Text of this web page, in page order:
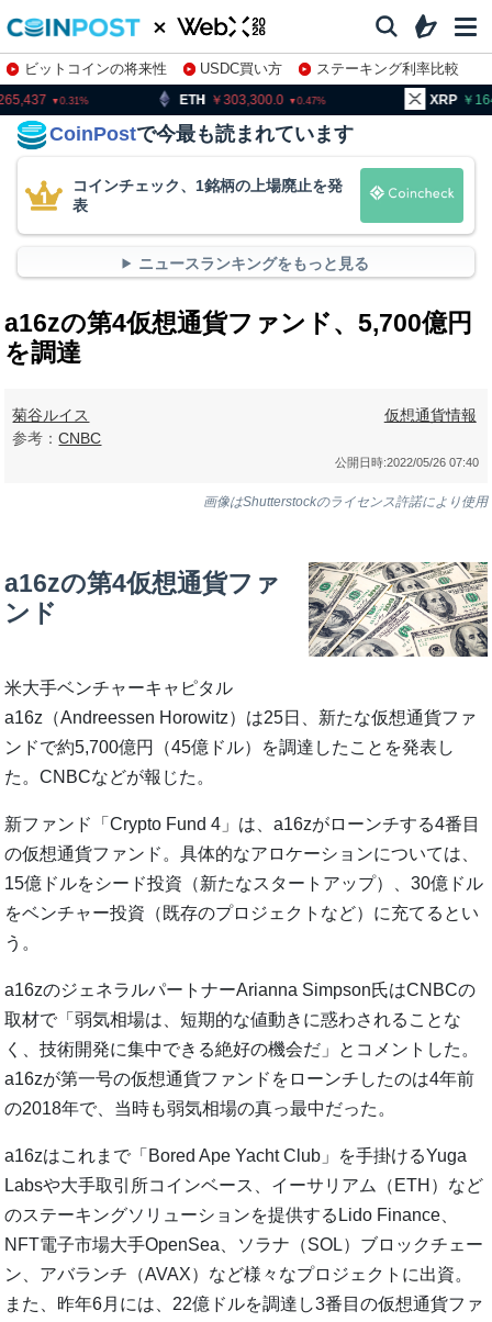
ビットコインの将来性 USDC買い方
ステーキング利率比較
株特集・関連銘柄
ETH 303,300.0 XRP 164.28
CoinPostで今最も読まれています
コインチェック、1銘柄の上場廃止を発
表
ニュースランキングをもっと見る
a16zの第4仮想通貨ファンド、5,700億円
を調達
菊谷ルイス
参考：CNBC
仮想通貨情報
公開日時:2022/05/26 07:40
画像はShutterstockのライセンス許諾により使用
a16zの第4仮想通貨ファ
ンド
米大手ベンチャーキャピタル
a16z（Andreessen Horowitz）は25日、新たな仮想通貨ファ
ンドで約5,700億円（45億ドル）を調達したことを発表し
た。CNBCなどが報じた。
新ファンド「Crypto Fund 4」は、a16zがローンチする4番目
の仮想通貨ファンド。具体的なアロケーションについては、
15億ドルをシード投資（新たなスタートアップ）、30億ドル
をベンチャー投資（既存のプロジェクトなど）に充てるとい
う。
a16zのジェネラルパートナーArianna Simpson氏はCNBCの
取材で「弱気相場は、短期的な値動きに惑わされることな
く、技術開発に集中できる絶好の機会だ」とコメントした。
a16zが第一号の仮想通貨ファンドをローンチしたのは4年前
の2018年で、当時も弱気相場の真っ最中だった。
a16zはこれまで「Bored Ape Yacht Club」を手掛けるYuga
Labsや大手取引所コインベース、イーサリアム（ETH）など
のステーキングソリューションを提供するLido Finance、
NFT電子市場大手OpenSea、ソラナ（SOL）ブロックチェー
ン、アバランチ（AVAX）など様々なプロジェクトに出資。
また、昨年6月には、22億ドルを調達し3番目の仮想通貨ファ